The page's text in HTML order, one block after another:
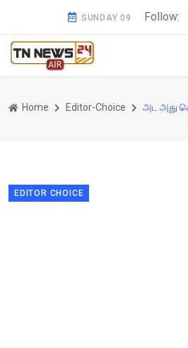
SUNDAY 09 Follow:
Home Editor-Choice
EDITOR CHOICE